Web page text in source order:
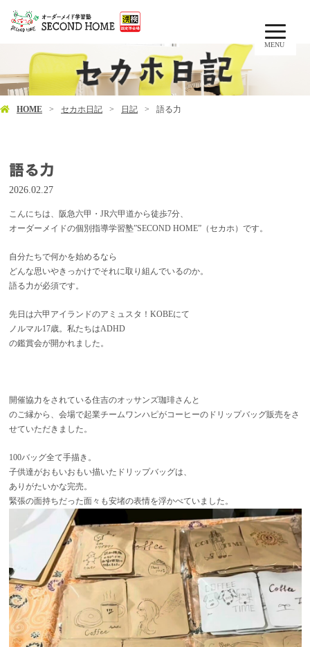
MENU
HOME セカホ日記 日記 語る力
語る力
2026.02.27
こんにちは、阪急六甲・JR六甲道から徒歩7分、
オーダーメイドの個別指導学習塾”SECOND HOME”（セカホ）です。
自分たちで何かを始めるなら
どんな思いやきっかけでそれに取り組んでいるのか。
語る力が必須です。
先日は六甲アイランドのアミュスタ！KOBEにて
ノルマル17歳。私たちはADHD
の鑑賞会が開かれました。
開催協力をされている住吉のオッサンズ珈琲さんと
のご縁から、会場で起業チームワンハピがコーヒーのドリップバッグ販売をさ
せていただきました。
100バッグ全て手描き。
子供達がおもいおもい描いたドリップバッグは、
ありがたいかな完売。
緊張の面持ちだった面々も安堵の表情を浮かべていました。